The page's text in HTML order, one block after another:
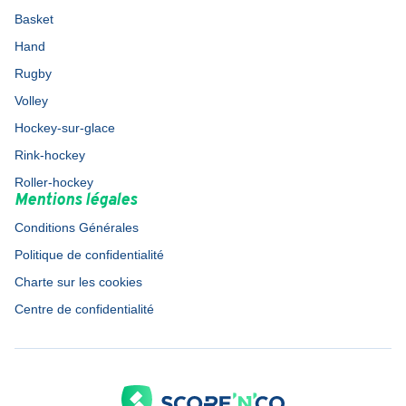
Basket
Hand
Rugby
Volley
Hockey-sur-glace
Rink-hockey
Roller-hockey
Mentions légales
Conditions Générales
Politique de confidentialité
Charte sur les cookies
Centre de confidentialité